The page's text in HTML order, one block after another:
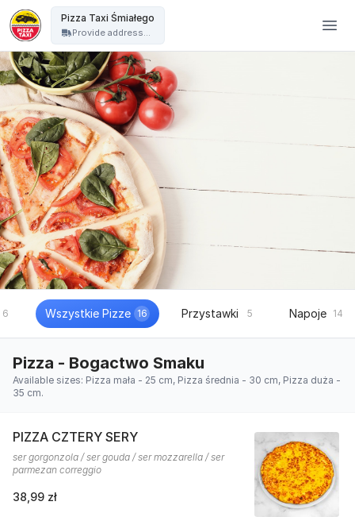
Pizza Taxi Śmiałego
Provide address...
6 Wszystkie Pizze 16 Przystawki 5 Napoje 14
Pizza - Bogactwo Smaku
Available sizes: Pizza mała - 25 cm, Pizza średnia - 30 cm, Pizza duża -
35 cm.
PIZZA CZTERY SERY
ser gorgonzola / ser gouda / ser mozzarella / ser
parmezan correggio
38,99 zł